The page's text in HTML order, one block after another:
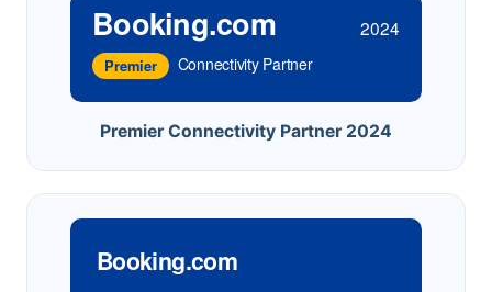
Booking.com 2024
Premier Connectivity Partner
Premier Connectivity Partner 2024
Booking.com